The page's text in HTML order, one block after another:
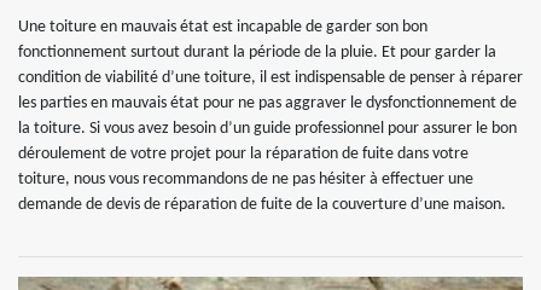
Une toiture en mauvais état est incapable de garder son bon
fonctionnement surtout durant la période de la pluie. Et pour garder la
condition de viabilité d’une toiture, il est indispensable de penser à réparer
les parties en mauvais état pour ne pas aggraver le dysfonctionnement de
la toiture. Si vous avez besoin d’un guide professionnel pour assurer le bon
déroulement de votre projet pour la réparation de fuite dans votre
toiture, nous vous recommandons de ne pas hésiter à effectuer une
demande de devis de réparation de fuite de la couverture d’une maison.